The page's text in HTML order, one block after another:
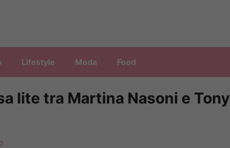
Lifestyle Moda Food
lite tra Martina Nasoni e Tony